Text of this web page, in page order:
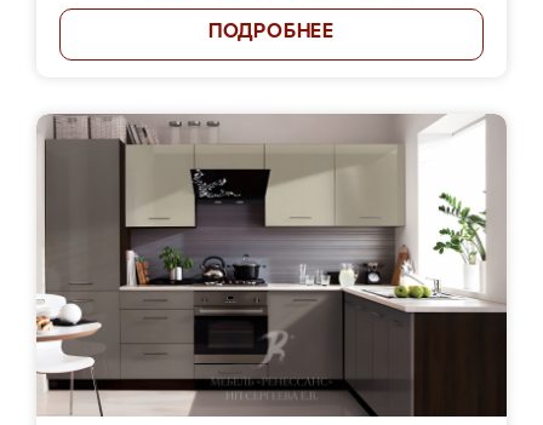
ПОДРОБНЕЕ